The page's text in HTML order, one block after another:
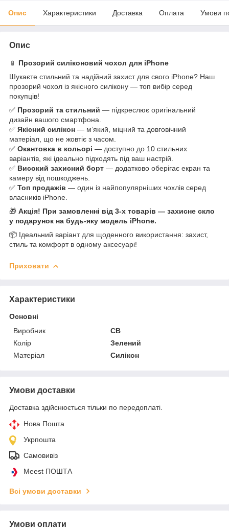
Опис Характеристики Доставка Оплата Умови
Опис
📱 Прозорий силіконовий чохол для iPhone
Шукаєте стильний та надійний захист для свого iPhone? Наш
прозорий чохол із якісного силікону — топ вибір серед
покупців!
✅ Прозорий та стильний — підкреслює оригінальний
дизайн вашого смартфона.
✅ Якісний силікон — м’який, міцний та довговічний
матеріал, що не жовтіє з часом.
✅ Окантовка в кольорі — доступно до 10 стильних
варіантів, які ідеально підходять під ваш настрій.
✅ Високий захисний борт — додатково оберігає екран та
камеру від пошкоджень.
✅ Топ продажів — один із найпопулярніших чохлів серед
власників iPhone.
🎁 Акція! При замовленні від 3-х товарів — захисне скло
у подарунок на будь-яку модель iPhone.
📦 Ідеальний варіант для щоденного використання: захист,
стиль та комфорт в одному аксесуарі!
Приховати
Характеристики
Основні
Виробник
CB
Колір
Зелений
Матеріал
Силікон
Умови доставки
Доставка здійснюється тільки по передоплаті.
Нова Пошта
Укрпошта
Самовивіз
Meest ПОШТА
Всі умови доставки
Умови оплати